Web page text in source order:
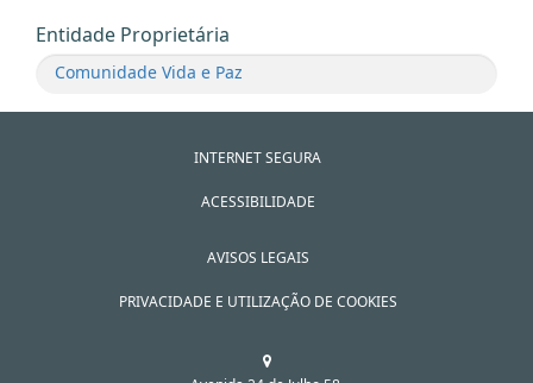
Entidade Proprietária
Comunidade Vida e Paz
INTERNET SEGURA
ACESSIBILIDADE
AVISOS LEGAIS
PRIVACIDADE E UTILIZAÇÃO DE COOKIES